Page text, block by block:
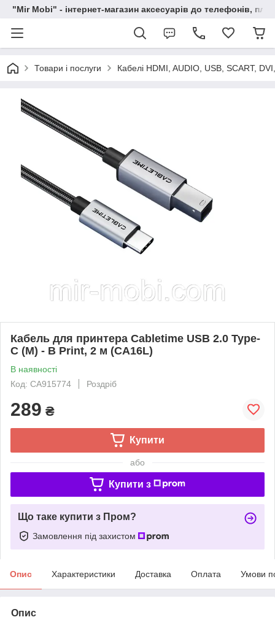
"Mir Mobi" - інтернет-магазин аксесуарів до телефонів,
Товари і послуги Кабелі HDMI, AUDIO, USB, SCART,
Кабель для принтера Cabletime USB 2.0 Type-
C (M) - B Print, 2 м (CA16L)
В наявності
Код: CA915774
Роздріб
289 ₴
Купити
або
Купити з
Що таке купити з Пром?
Замовлення під захистом
Опис Характеристики Доставка Оплата Умови
Опис